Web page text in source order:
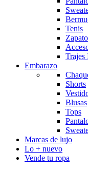
Tenis
Trajes
Embarazo
Shorts
Blusas
Tops
Marcas de lujo
Lo + nuevo
Vende tu ropa